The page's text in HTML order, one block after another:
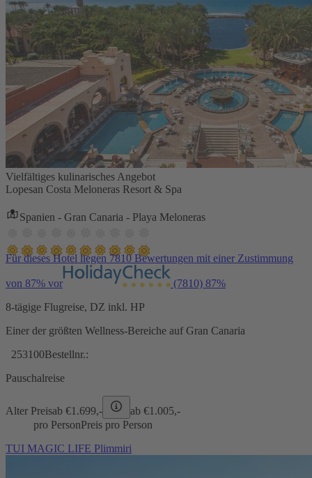
Vielfältiges kulinarisches Angebot
Lopesan Costa Meloneras Resort & Spa
Spanien - Gran Canaria - Playa Meloneras
Für dieses Hotel liegen 7810 Bewertungen mit einer Zustimmung
von 87% vor (7810) 87%
8-tägige Flugreise, DZ inkl. HP
Einer der größten Wellness-Bereiche auf Gran Canaria
253100Bestellnr.:
Pauschalreise
Alter Preisab €1.699,- ab €1.005,-
pro PersonPreis pro Person
TUI MAGIC LIFE Plimmiri